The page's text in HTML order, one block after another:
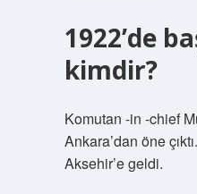
1922’de
kimdir?
Komutan -in -chief
Ankara’dan öne
Aksehir’e geldi.